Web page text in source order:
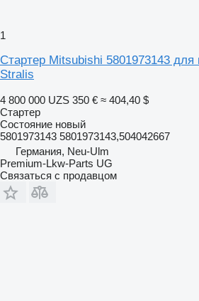
1
Стартер Mitsubishi 5801973143 для
Stralis
4 800 000 UZS 350 € ≈ 404,40 $
Стартер
Состояние новый
5801973143 5801973143,504042667
Германия, Neu-Ulm
Premium-Lkw-Parts UG
Связаться с продавцом